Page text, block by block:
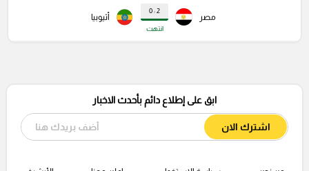
مصر
2 : 0
انتهت
أثيوبيا
ابق على إطلاع دائم بأحدث الاخبار
اشترك الان